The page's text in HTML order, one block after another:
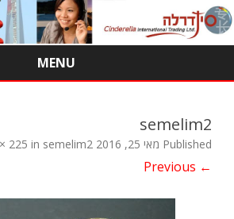
MENU
semelim2
Published מאי 25, 2016 225 in semelim2
← Previous